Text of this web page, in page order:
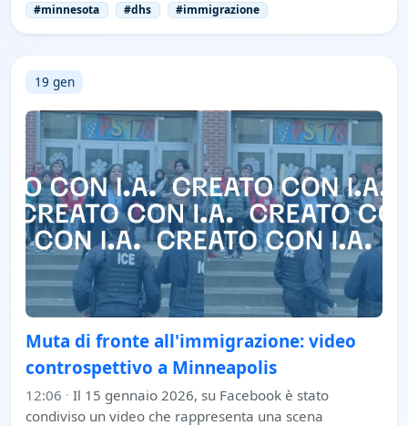
#minnesota #dhs #immigrazione
19 gen
Muta di fronte all'immigrazione: video
controspettivo a Minneapolis
12:06 · Il 15 gennaio 2026, su Facebook è stato
condiviso un video che rappresenta una scena